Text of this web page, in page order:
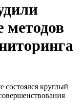
методов
состоялся круглый